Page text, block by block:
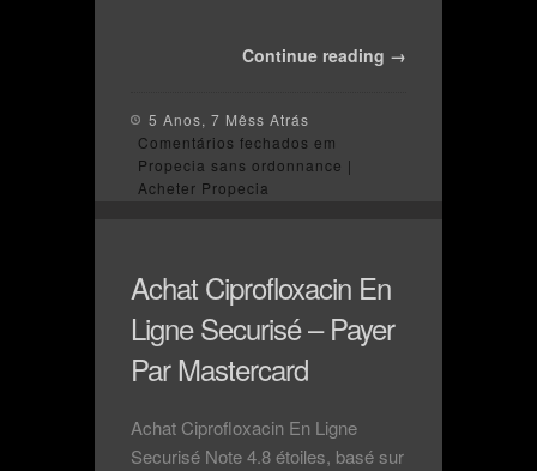
Continue reading →
5 Anos, 7 Mêss Atrás
Comentários fechados em
Propecia sans ordonnance |
Acheter Propecia
Achat Ciprofloxacin En
Ligne Securisé – Payer
Par Mastercard
Achat Ciprofloxacin En Ligne
Securisé Note 4.8 étoiles, basé sur